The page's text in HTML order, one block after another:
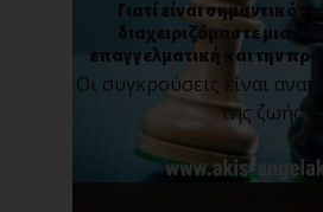
Γιατί είναι σημαντικό
διαχειριζόμαστε μια
επαγγελματική και την
Οι συγκρούσεις είναι
της ζωής